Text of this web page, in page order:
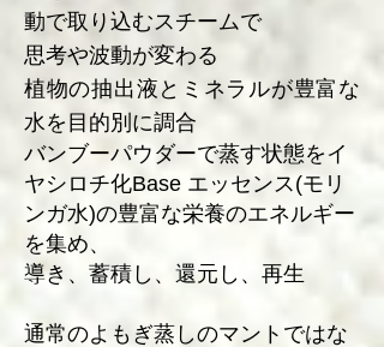
動で取り込むスチームで
思考や波動が変わる
植物の抽出液とミネラルが豊富な
水を目的別に調合
バンブーパウダーで蒸す状態をイ
ヤシロチ化Base エッセンス(モリ
ンガ水)の豊富な栄養のエネルギー
を集め、
導き、蓄積し、還元し、再生
通常のよもぎ蒸しのマントではな